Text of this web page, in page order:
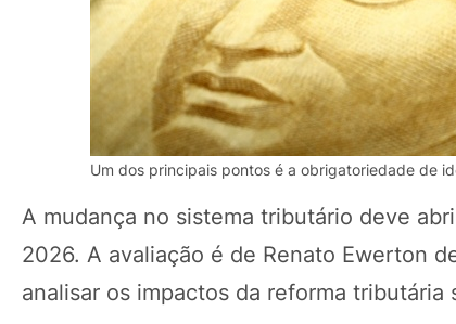
Um dos principais pontos é a obrigatoriedade de
A mudança no sistema tributário deve
2026. A avaliação é de Renato Ewerton
analisar os impactos da reforma